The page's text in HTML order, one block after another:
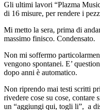
Gli ultimi lavori “Plazma
di 16 misure, per rendere i
Mi metto la sera, prima di
massimo finisco. Condensato.
Non mi soffermo
vengono spontanei. E’
dopo anni è automatico.
Non riprendo mai testi scritti
rivedere cose su cose, contare
un “aggiungi qui, togli li”, a